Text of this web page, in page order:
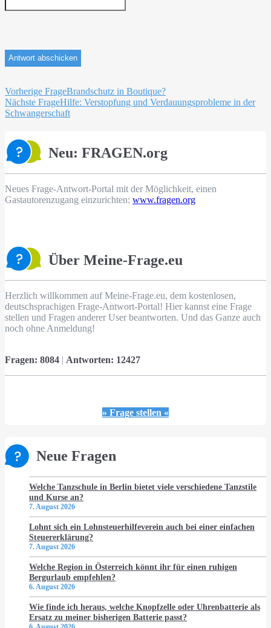
Beitragsnavigation
Vorherige FrageBrandschutz in Boutique?
Nächste FrageHilfe: Verstopfung und Verdauungsprobleme in der
Schwangerschaft
Neu: FRAGEN.org
Neues Frage-Antwort-Portal mit der Möglichkeit, einen
Gastautorenzugang einzurichten: www.fragen.org
Über Meine-Frage.eu
Herzlich willkommen auf Meine-Frage.eu, dem kostenlosen,
deutschsprachigen Frage-Antwort-Portal! Hier kannst eine Frage
stellen und Fragen anderer User beantworten. Und das Ganze auch
noch ohne Anmeldung!
Fragen: 8084 | Antworten: 12427
» Frage stellen «
Neue Fragen
Welche Tanzschule in Berlin bietet viele verschiedene Tanzstile
und Kurse an?
7. August 2026
Lohnt sich ein Lohnsteuerhilfeverein auch bei einer einfachen
Steuererklärung?
7. August 2026
Welche Region in Österreich könnt ihr für einen ruhigen
Bergurlaub empfehlen?
6. August 2026
Wie finde ich heraus, welche Knopfzelle oder Uhrenbatterie als
Ersatz zu meiner bisherigen Batterie passt?